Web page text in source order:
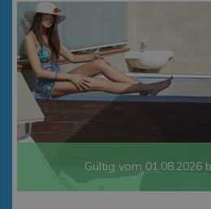
Gültig vom 01.08.2026